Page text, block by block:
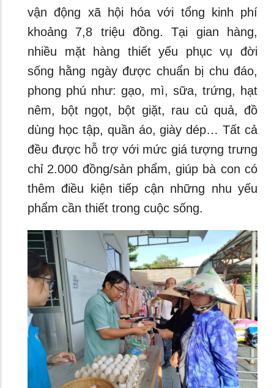
vận động xã hội hóa với tổng kinh phí
khoảng 7,8 triệu đồng. Tại gian hàng,
nhiều mặt hàng thiết yếu phục vụ đời
sống hằng ngày được chuẩn bị chu đáo,
phong phú như: gạo, mì, sữa, trứng, hạt
nêm, bột ngọt, bột giặt, rau củ quả, đồ
dùng học tập, quần áo, giày dép… Tất cả
đều được hỗ trợ với mức giá tượng trưng
chỉ 2.000 đồng/sản phẩm, giúp bà con có
thêm điều kiện tiếp cận những nhu yếu
phẩm cần thiết trong cuộc sống.